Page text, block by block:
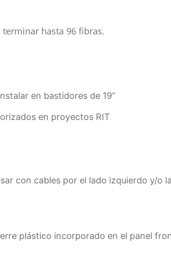
hasta 96 fibras.
en bastidores de 19”
en proyectos RIT
con cables por el lado izquierdo y/o
plástico incorporado en el panel